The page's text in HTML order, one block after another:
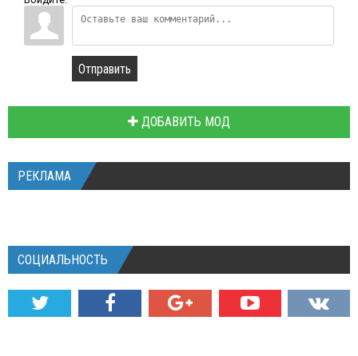
Отправить
ДОБАВИТЬ МОД
РЕКЛАМА
СОЦИАЛЬНОСТЬ